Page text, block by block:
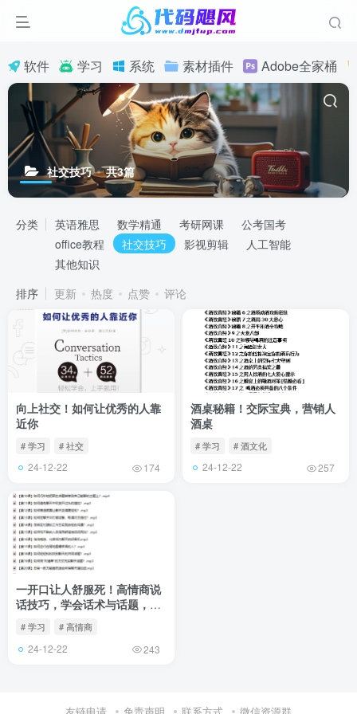
软件 学习 系统 素材插件 Adobe全家桶
社交技巧 共3篇
分类 英语雅思 数学精通 考研网课
公考国考
office教程
社交技巧 影视剪辑
人工智能
其他知识
排序
更新 热度 点赞 评论
向上社交！如何让优秀的人靠
近你
# 学习 # 社交
24-12-22 174
酒桌秘籍！交际宝典，营销人
酒桌
# 学习 # 酒文化
24-12-22 257
一开口让人舒服死！高情商说
话技巧，学会话术与话题，让
你在任何时候从容不迫
# 学习 # 高情商
24-12-22 243
友链申请 免责声明 联系方式 微信资源群